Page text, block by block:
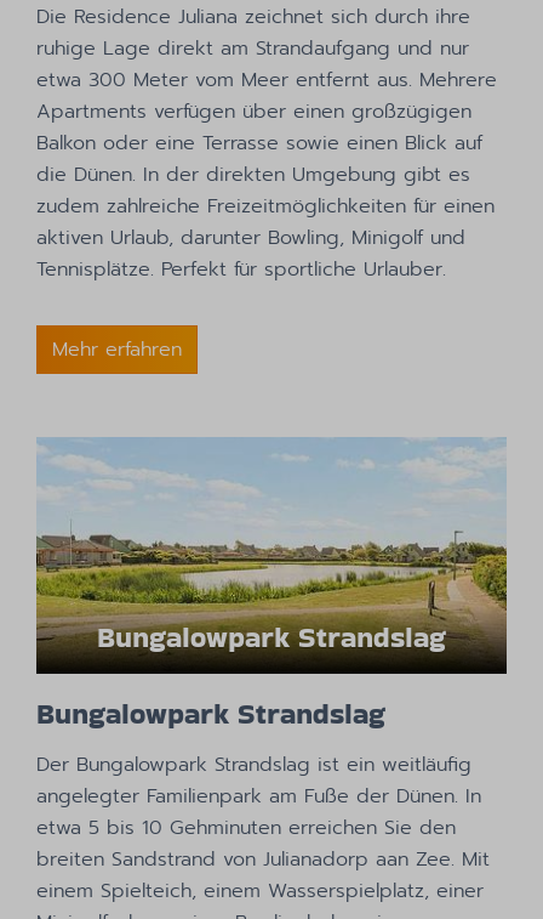
Die Residence Juliana zeichnet sich durch ihre
ruhige Lage direkt am Strandaufgang und nur
etwa 300 Meter vom Meer entfernt aus. Mehrere
Apartments verfügen über einen großzügigen
Balkon oder eine Terrasse sowie einen Blick auf
die Dünen. In der direkten Umgebung gibt es
zudem zahlreiche Freizeitmöglichkeiten für einen
aktiven Urlaub, darunter Bowling, Minigolf und
Tennisplätze. Perfekt für sportliche Urlauber.
Mehr erfahren
Bungalowpark Strandslag
Bungalowpark Strandslag
Der Bungalowpark Strandslag ist ein weitläufig
angelegter Familienpark am Fuße der Dünen. In
etwa 5 bis 10 Gehminuten erreichen Sie den
breiten Sandstrand von Julianadorp aan Zee. Mit
einem Spielteich, einem Wasserspielplatz, einer